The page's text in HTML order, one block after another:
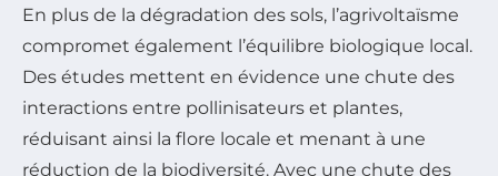
En plus de la dégradation des sols, l’agrivoltaïsme
compromet également l’équilibre biologique local.
Des études mettent en évidence une chute des
interactions entre pollinisateurs et plantes,
réduisant ainsi la flore locale et menant à une
réduction de la biodiversité. Avec une chute des